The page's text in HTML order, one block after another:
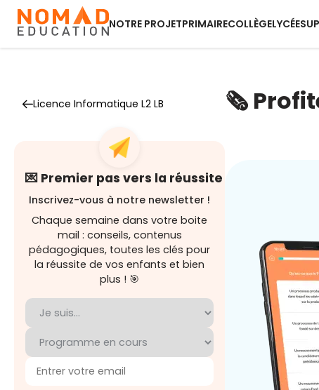
NOTRE PROJETPRIMAIRECOLLÈGELYCÉE
Licence Informatique L2 LB
💌 Premier pas vers la réussite
Inscrivez-vous à notre newsletter !
Chaque semaine dans votre boite
mail : conseils, contenus
pédagogiques, toutes les clés pour
la réussite de vos enfants et bien
plus ! 🎯
🗞️